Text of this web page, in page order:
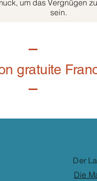
um das Vergnügen
sein.
gratuite
Der
Die